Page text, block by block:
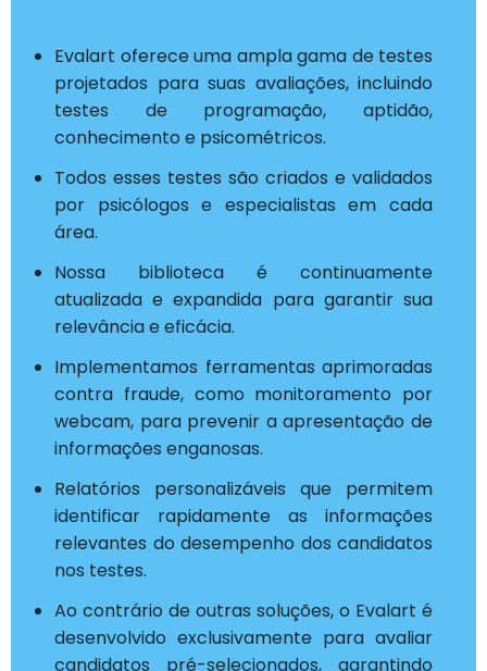
Evalart oferece uma ampla gama de testes
projetados para suas avaliações, incluindo
testes de programação, aptidão,
conhecimento e psicométricos.
Todos esses testes são criados e validados
por psicólogos e especialistas em cada
área.
Nossa biblioteca é continuamente
atualizada e expandida para garantir sua
relevância e eficácia.
Implementamos ferramentas aprimoradas
contra fraude, como monitoramento por
webcam, para prevenir a apresentação de
informações enganosas.
Relatórios personalizáveis que permitem
identificar rapidamente as informações
relevantes do desempenho dos candidatos
nos testes.
Ao contrário de outras soluções, o Evalart é
desenvolvido exclusivamente para avaliar
candidatos pré-selecionados, garantindo